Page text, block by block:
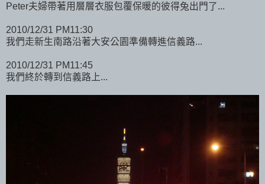
Peter夫婦帶著用層層衣服包覆保暖的彼得兔出門了...
2010/12/31 PM11:30
我們走新生南路沿著大安公園準備轉進信義路...
2010/12/31 PM11:45
我們終於轉到信義路上...